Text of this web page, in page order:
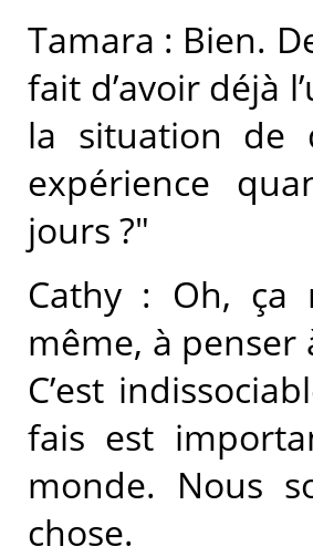
Tamara : Bien.
fait d’avoir déjà
la situation de
expérience
jours ?"
Cathy : Oh, ça
même, à penser
C’est
fais est
monde. Nous
chose.